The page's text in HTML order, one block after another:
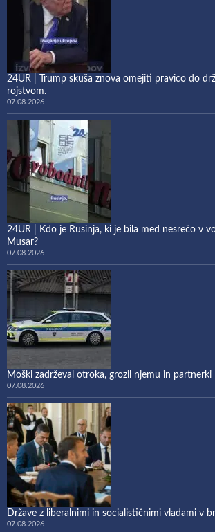
24UR | Trump skuša znova omejiti pravico do
rojstvom.
07.08.2026
24UR | Kdo je Rusinja, ki je bila med nesrečo v
Musar?
07.08.2026
Moški zadrževal otroka, grozil njemu in partnerki
07.08.2026
Države z liberalnimi in socialističnimi vladami v
07.08.2026